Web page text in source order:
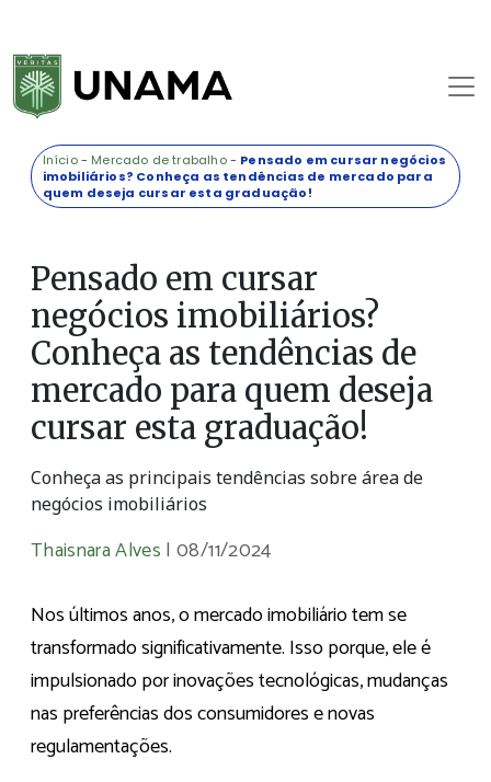
Início- Mercado de trabalho- Pensado em cursar negócios
imobiliários? Conheça as tendências de mercado para
quem deseja cursar esta graduação!
Pensado em cursar
negócios imobiliários?
Conheça as tendências de
mercado para quem deseja
cursar esta graduação!
Conheça as principais tendências sobre área de
negócios imobiliários
Thaisnara Alves |08/11/2024
Nos últimos anos, o mercado imobiliário tem se
transformado significativamente. Isso porque, ele é
impulsionado por inovações tecnológicas, mudanças
nas preferências dos consumidores e novas
regulamentações.